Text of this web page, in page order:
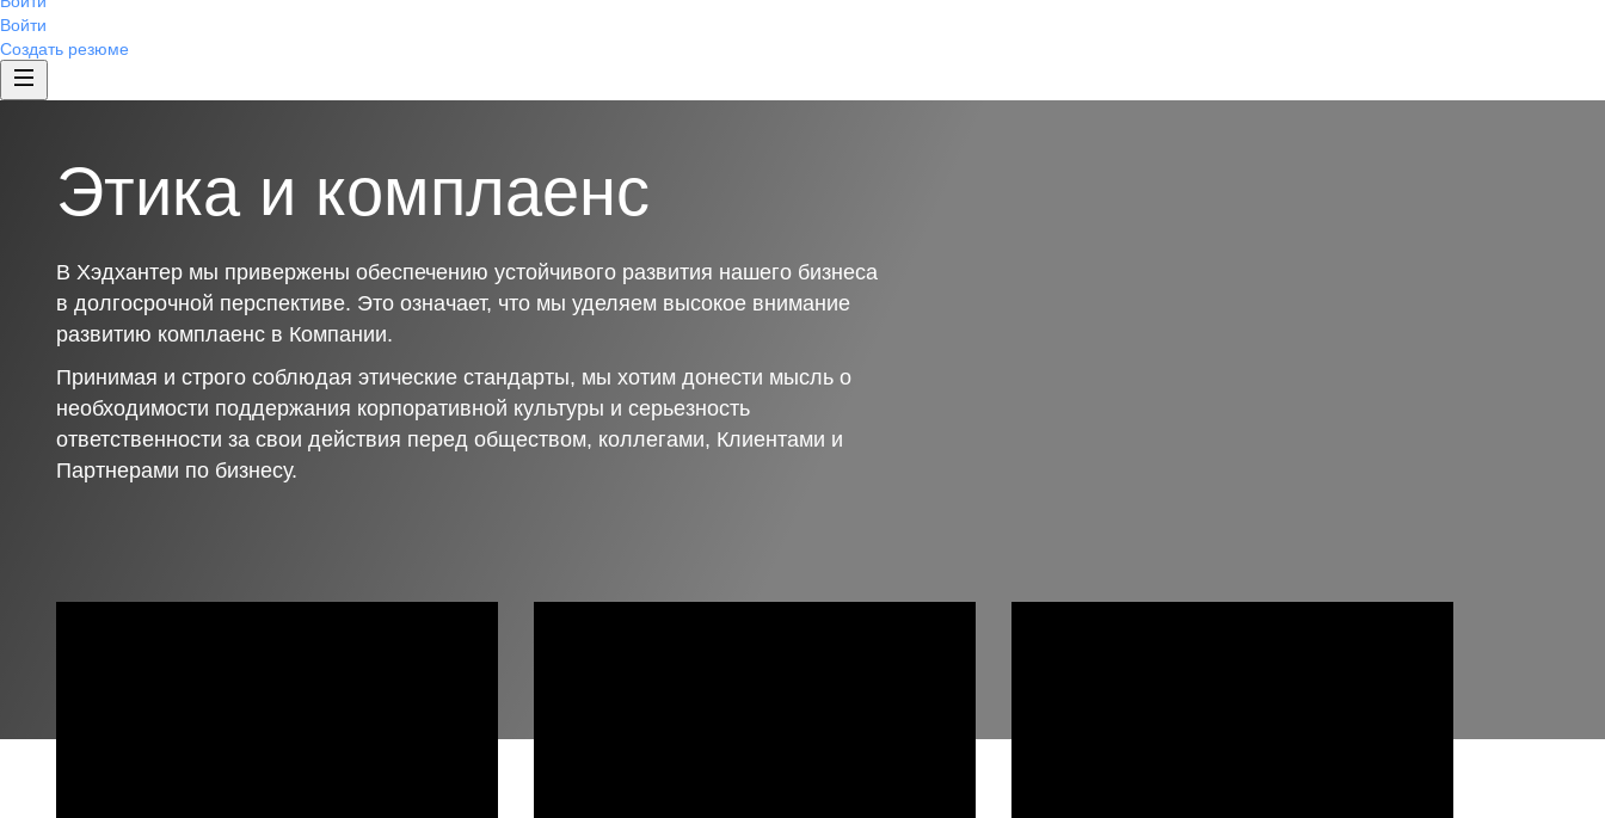
Войти
Создать резюме
Этика и комплаенс
В Хэдхантер мы привержены обеспечению устойчивого развития нашего бизнеса
в долгосрочной перспективе. Это означает, что мы уделяем высокое внимание
развитию комплаенс в Компании.
Принимая и строго соблюдая этические стандарты, мы хотим донести мысль о
необходимости поддержания корпоративной культуры и серьезность
ответственности за свои действия перед обществом, коллегами, Клиентами и
Партнерами по бизнесу.